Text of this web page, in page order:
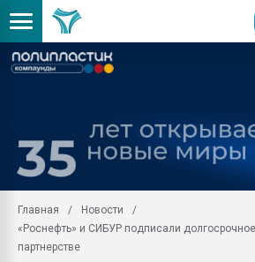
Главная
Новости
«Роснефть» и СИБУР подписали
партнерстве